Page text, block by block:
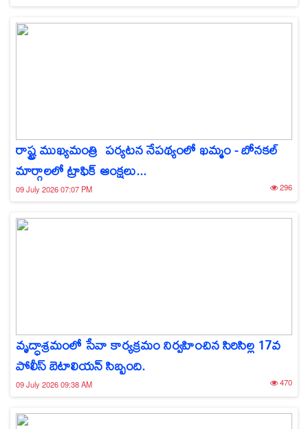
రాష్ట్ర ముఖ్యమంత్రి పర్యటన నేపథ్యంలో ఖమ్మం - బోనకల్
మార్గాలలో ట్రాఫిక్ ఆంక్షలు...
09 July 2026 07:07 PM 296
వృద్ధాశ్రమంలో సేవా కార్యక్రమం నిర్వహించిన సిరిసిల్ల 17వ
పోలీస్ బెటాలియన్ సిబ్బంది.
09 July 2026 09:38 AM 470